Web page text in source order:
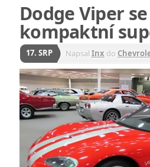
Dodge Viper
kompaktní
17. SRP Napsal Inx do